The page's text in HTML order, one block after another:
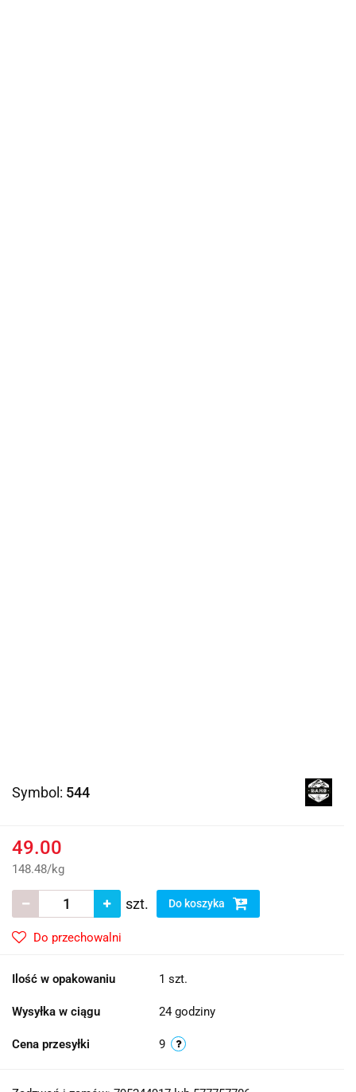
Symbol: 544
49.00
148.48/kg
szt. Do koszyka
Do przechowalni
Ilość w opakowaniu 1 szt.
Wysyłka w ciągu 24 godziny
Cena przesyłki 9